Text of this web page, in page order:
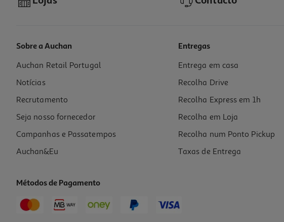
Pá Para Caixa De Areia Auchan Preta
1.39 €/un
1,39 €
Sobre a Auchan
Auchan Retail Portugal
Notícias
Recrutamento
Seja nosso fornecedor
Campanhas e Passatempos
Auchan&Eu
Entregas
Entrega em casa
Recolha Drive
Recolha Express em 1h
Recolha em Loja
Recolha num Ponto Pickup
Taxas de Entrega
Métodos de Pagamento